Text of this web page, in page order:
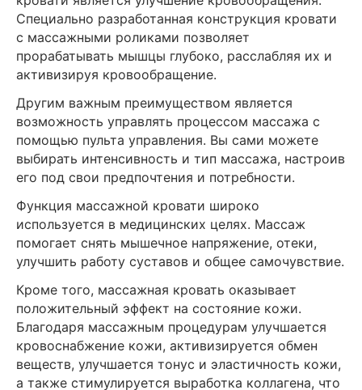
Специально разработанная конструкция кровати
с массажными роликами позволяет
прорабатывать мышцы глубоко, расслабляя их и
активизируя кровообращение.
Другим важным преимуществом является
возможность управлять процессом массажа с
помощью пульта управления. Вы сами можете
выбирать интенсивность и тип массажа, настроив
его под свои предпочтения и потребности.
Функция массажной кровати широко
используется в медицинских целях. Массаж
помогает снять мышечное напряжение, отеки,
улучшить работу суставов и общее самочувствие.
Кроме того, массажная кровать оказывает
положительный эффект на состояние кожи.
Благодаря массажным процедурам улучшается
кровоснабжение кожи, активизируется обмен
веществ, улучшается тонус и эластичность кожи,
а также стимулируется выработка коллагена, что